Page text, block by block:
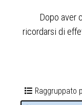
Dopo aver
ricordarsi di
Raggruppato